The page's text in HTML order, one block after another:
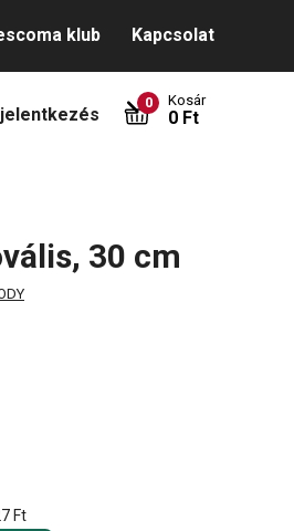
klub Kapcsolat
0 Kosár
0 Ft
30 cm
Ft